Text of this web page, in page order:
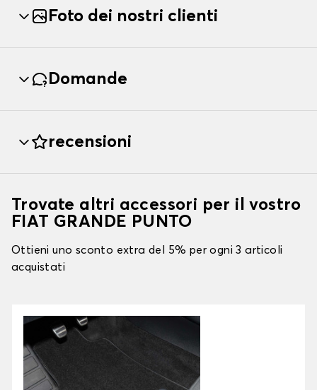
Foto dei nostri clienti
Domande
recensioni
Trovate altri accessori per il vostro
FIAT GRANDE PUNTO
Ottieni uno sconto extra del 5% per ogni 3 articoli
acquistati